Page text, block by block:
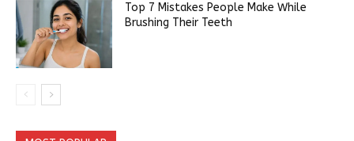
Top 7 Mistakes People Make While
Brushing Their Teeth